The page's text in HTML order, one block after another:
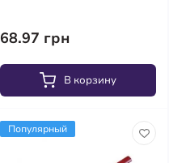
68.97 грн
В корзину
Популярный